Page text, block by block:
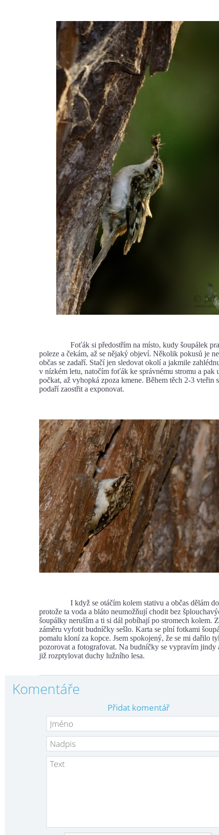
Foťák si předostřím na místo, kudy šoupálek
poleze a čekám, až se nějaký objeví. Několik pokusů je
občas se zadaří. Stačí jen sledovat okolí a jakmile
v nízkém letu, natočím foťák ke správnému stromu a pak
počkat, až vyhopká zpoza kmene. Během těch 2-3 vteřin
podaří zaostřit a exponovat.
I když se otáčím kolem stativu a občas dělám
protože ta voda a bláto neumožňují chodit bez
šoupálky neruším a ti si dál pobíhají po stromech kolem.
záměru vyfotit budníčky sešlo. Karta se plní fotkami
pomalu kloní za kopce. Jsem spokojený, že se mi dařilo
pozorovat a fotografovat. Na budníčky se vypravím jindy
již rozptylovat duchy lužního lesa.
Komentáře
Přidat komentář